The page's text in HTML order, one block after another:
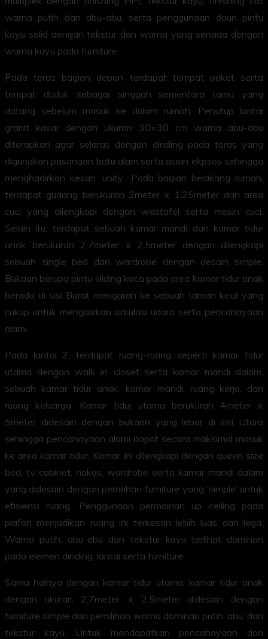
warna putih dan abu-abu, serta penggunaan daun pintu
kayu solid dengan tekstur dan warna yang senada dengan
warna kayu pada furniture.
Pada teras bagian depan terdapat tempat paket serta
tempat duduk sebagai singgah sementara tamu yang
datang sebelum masuk ke dalam rumah. Penutup lantai
granit kasar dengan ukuran 30×30 cm warna abu-abu
diterapkan agar selaras dengan dinding pada teras yang
digunakan pasangan batu alam serta acian ekpsos sehingga
menghadirkan kesan ‘unity’. Pada bagian belakang rumah,
terdapat gudang berukuran 2meter x 1,25meter dan area
cuci yang dilengkapi dengan wastafel serta mesin cuci.
Selain itu, terdapat sebuah kamar mandi dan kamar tidur
anak berukuran 2,7meter x 2,5meter dengan dilengkapi
sebuah single bed dan wardrobe dengan desain simple.
Bukaan berupa pintu sliding kaca pada area kamar tidur anak
berada di sisi Barat mengarah ke sebuah taman kecil yang
cukup untuk mengalirkan sirkulasi udara serta pencahayaan
alami.
Pada lantai 2, terdapat ruang-ruang seperti kamar tidur
utama dengan walk in closet serta kamar mandi dalam,
sebuah kamar tidur anak, kamar mandi, ruang kerja, dan
ruang keluarga. Kamar tidur utama berukuran 4meter x
5meter didesain dengan bukaan yang lebar di sisi Utara
sehingga pencahayaan alami dapat secara maksimal masuk
ke area kamar tidur. Kamar ini dilengkapi dengan queen size
bed, tv cabinet, nakas, wardrobe serta kamar mandi dalam
yang didesain dengan pemilihan furniture yang ‘simple’ untuk
efisiensi ruang. Penggunaan permainan up ceiling pada
plafon menjadikan ruang ini terkesan lebih luas dan lega.
Warna putih, abu-abu dan tekstur kayu terlihat dominan
pada elemen dinding, lantai serta furniture.
Sama halnya dengan kamar tidur utama, kamar tidur anak
dengan ukuran 2,7meter x 2,5meter didesain dengan
furniture simple dan pemilihan warna dominan putih, abu, dan
tekstur kayu. Untuk mendapatkan pencahayaan dan